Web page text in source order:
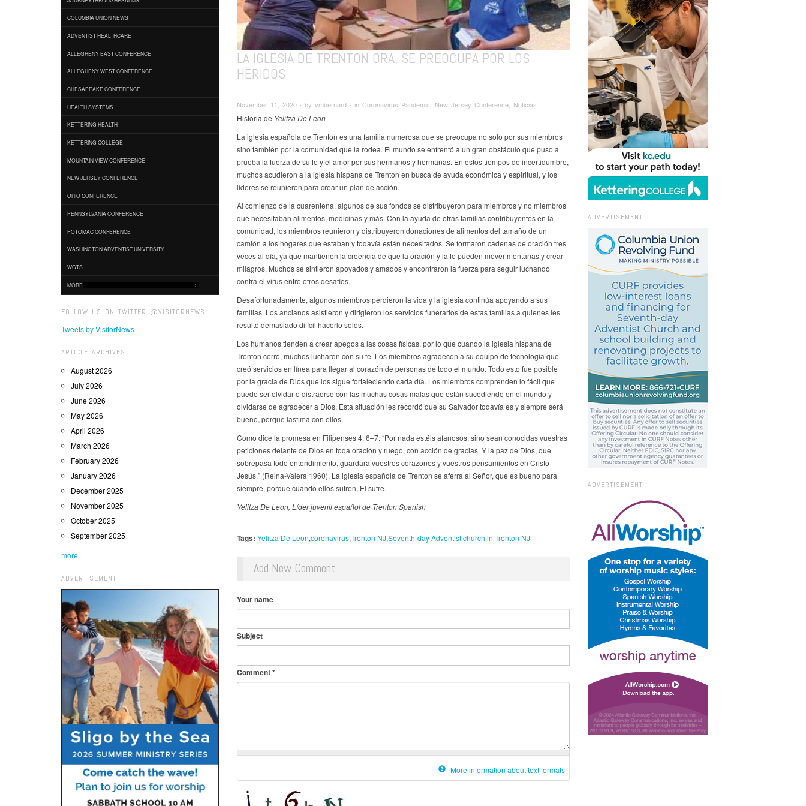
COLUMBIA UNION NEWS
ADVENTIST HEALTHCARE
ALLEGHENY EAST CONFERENCE
ALLEGHENY WEST CONFERENCE
CHESAPEAKE CONFERENCE
HEALTH SYSTEMS
KETTERING HEALTH
KETTERING COLLEGE
MOUNTAIN VIEW CONFERENCE
NEW JERSEY CONFERENCE
OHIO CONFERENCE
PENNSYLVANIA CONFERENCE
POTOMAC CONFERENCE
WASHINGTON ADVENTIST UNIVERSITY
WGTS
MORE
FOLLOW US ON TWITTER @VISITORNEWS
Tweets by VisitorNews
ARTICLE ARCHIVES
August 2026
July 2026
June 2026
May 2026
April 2026
March 2026
February 2026
January 2026
December 2025
November 2025
October 2025
September 2025
more
ADVERTISEMENT
LA IGLESIA DE TRENTON ORA, SE PREOCUPA POR LOS
HERIDOS
November 11, 2020 ∙ by vmbernard ∙ in Coronavirus Pandemic, New Jersey Conference, Noticias
Historia de Yelitza De Leon
La iglesia española de Trenton es una familia numerosa que se preocupa no solo por sus miembros
sino también por la comunidad que la rodea. El mundo se enfrentó a un gran obstáculo que puso a
prueba la fuerza de su fe y el amor por sus hermanos y hermanas. En estos tiempos de incertidumbre,
muchos acudieron a la iglesia hispana de Trenton en busca de ayuda económica y espiritual, y los
líderes se reunieron para crear un plan de acción.
Al comienzo de la cuarentena, algunos de sus fondos se distribuyeron para miembros y no miembros
que necesitaban alimentos, medicinas y más. Con la ayuda de otras familias contribuyentes en la
comunidad, los miembros reunieron y distribuyeron donaciones de alimentos del tamaño de un
camión a los hogares que estaban y todavía están necesitados. Se formaron cadenas de oración tres
veces al día, ya que mantienen la creencia de que la oración y la fe pueden mover montañas y crear
milagros. Muchos se sintieron apoyados y amados y encontraron la fuerza para seguir luchando
contra el virus entre otros desafíos.
Desafortunadamente, algunos miembros perdieron la vida y la iglesia continúa apoyando a sus
familias. Los ancianos asistieron y dirigieron los servicios funerarios de estas familias a quienes les
resultó demasiado difícil hacerlo solos.
Los humanos tienden a crear apegos a las cosas físicas, por lo que cuando la iglesia hispana de
Trenton cerró, muchos lucharon con su fe. Los miembros agradecen a su equipo de tecnología que
creó servicios en línea para llegar al corazón de personas de todo el mundo. Todo esto fue posible
por la gracia de Dios que los sigue fortaleciendo cada día. Los miembros comprenden lo fácil que
puede ser olvidar o distraerse con las muchas cosas malas que están sucediendo en el mundo y
olvidarse de agradecer a Dios. Esta situación les recordó que su Salvador todavía es y siempre será
bueno, porque lastima con ellos.
Como dice la promesa en Filipenses 4: 6–7: “Por nada estéis afanosos, sino sean conocidas vuestras
peticiones delante de Dios en toda oración y ruego, con acción de gracias. Y la paz de Dios, que
sobrepasa todo entendimiento, guardará vuestros corazones y vuestros pensamientos en Cristo
Jesús.” (Reina-Valera 1960). La iglesia española de Trenton se aferra al Señor, que es bueno para
siempre, porque cuando ellos sufren, El sufre.
Yelitza De Leon, Líder juvenil español de Trenton Spanish
Tags: Yelitza De Leon coronavirus Trenton NJ Seventh-day Adventist church in Trenton NJ
Add New Comment
Your name
Subject
Comment*
More information about text formats
ADVERTISEMENT
ADVERTISEMENT